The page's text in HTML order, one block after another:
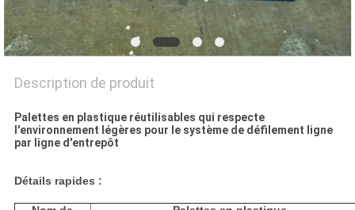
Description de produit
Palettes en plastique réutilisables qui respecte
l'environnement légères pour le système de défilement ligne
par ligne d'entrepôt
Détails rapides :